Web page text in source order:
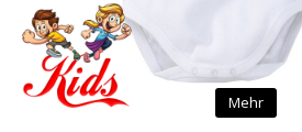
Mehr